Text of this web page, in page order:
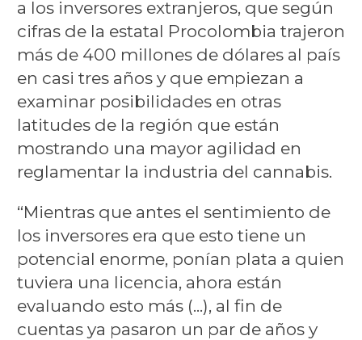
a los inversores extranjeros, que según
cifras de la estatal Procolombia trajeron
más de 400 millones de dólares al país
en casi tres años y que empiezan a
examinar posibilidades en otras
latitudes de la región que están
mostrando una mayor agilidad en
reglamentar la industria del cannabis.
“Mientras que antes el sentimiento de
los inversores era que esto tiene un
potencial enorme, ponían plata a quien
tuviera una licencia, ahora están
evaluando esto más (...), al fin de
cuentas ya pasaron un par de años y